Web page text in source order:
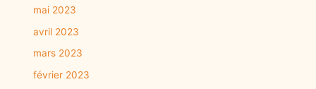
mai 2023
avril 2023
mars 2023
février 2023